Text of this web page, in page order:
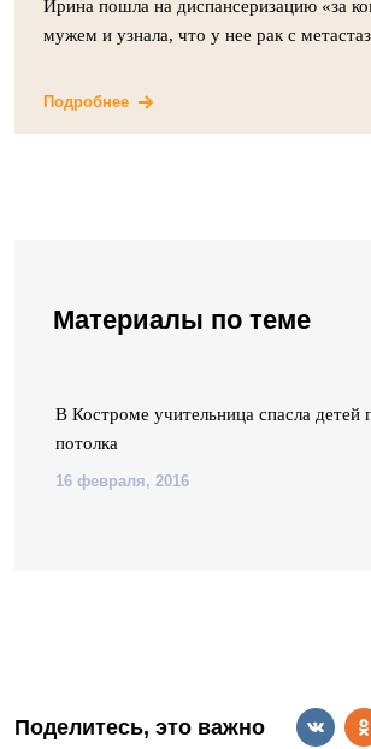
Ирина пошла на диспансеризацию «за
мужем и узнала, что у нее рак с
Подробнее
Материалы по теме
В Костроме учительница спасла детей
потолка
16 февраля, 2016
Поделитесь, это важно